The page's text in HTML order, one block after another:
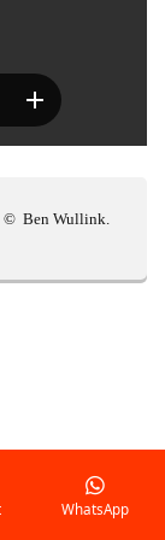
Wullink.
WhatsApp